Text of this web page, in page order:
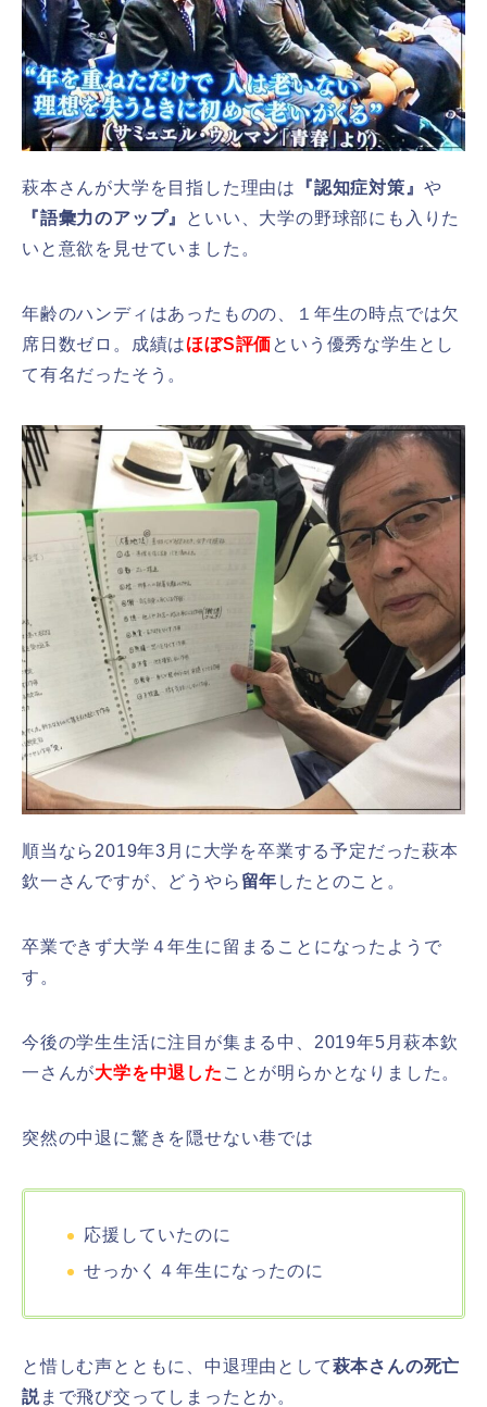
萩本さんが大学を目指した理由は 『認知症対策』 や
『語彙力のアップ』
といい、大学の野球部にも入りた
いと意欲を見せていました。
年齢のハンディはあったものの、１年生の時点では欠
席日数ゼロ。成績はほぼS評価という優秀な学生とし
て有名だったそう。
順当なら2019年3月に大学を卒業する予定だった萩本
欽一さんですが、どうやら 留年 したとのこと。
卒業できず大学４年生に留まることになったようで
す。
今後の学生生活に注目が集まる中、2019年5月萩本欽
一さんが大学を中退した ことが明らかとなりました。
突然の中退に驚きを隠せない巷では
応援していたのに
せっかく４年生になったのに
と惜しむ声とともに、中退理由として萩本さんの死亡
説まで飛び交ってしまったとか。